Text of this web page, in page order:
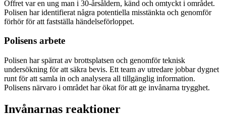
Offret var en ung man i 30-årsåldern, känd och omtyckt i området.
Polisen har identifierat några potentiella misstänkta och genomför
förhör för att fastställa händelseförloppet.
Polisens arbete
Polisen har spärrat av brottsplatsen och genomför teknisk
undersökning för att säkra bevis. Ett team av utredare jobbar dygnet
runt för att samla in och analysera all tillgänglig information.
Polisens närvaro i området har ökat för att ge invånarna trygghet.
Invånarnas reaktioner